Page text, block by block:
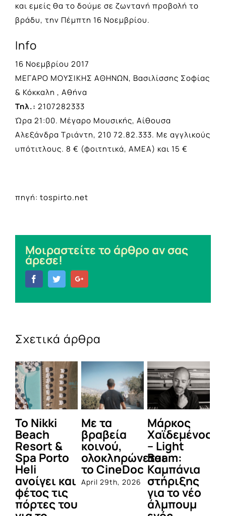
και εμείς θα το δούμε σε ζωντανή προβολή το
βράδυ, την Πέμπτη 16 Νοεμβρίου.
Info
16 Νοεμβρίου 2017
ΜΕΓΑΡΟ ΜΟΥΣΙΚΗΣ ΑΘΗΝΩΝ, Βασιλίσσης Σοφίας
& Κόκκαλη , Αθήνα
Τηλ.: 2107282333
Ώρα 21:00. Μέγαρο Μουσικής, Αίθουσα
Αλεξάνδρα Τριάντη, 210 72.82.333. Με αγγλικούς
υπότιτλους. 8 € (φοιτητικά, AMEA) και 15 €
πηγή: tospirto.net
Μοιραστείτε το άρθρο αν σας
άρεσε!
FacebookTwitter
Σχετικά άρθρα
To Nikki
Beach
Resort &
Spa Porto
Heli
ανοίγει και
φέτος τις
πόρτες του
Με τα
βραβεία
κοινού,
ολοκληρώνεται
το CineDoc
April 29th, 2026
Μάρκος
Χαϊδεμένος
– Light
Beam:
Καμπάνια
στήριξης
για το νέο
άλμπουμ